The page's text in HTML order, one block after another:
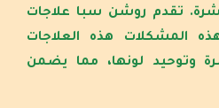
تقدم روشن سبا علاجات
المشكلات هذه العلاجات
وتوحيد لونها، مما يضمن